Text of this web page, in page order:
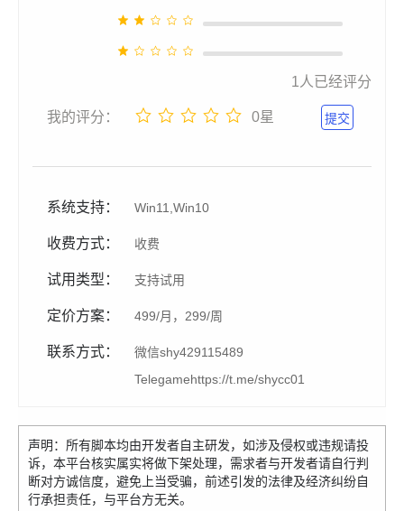
1 人已经评分
我的评分： 0星 提交
系统支持： Win11,Win10
收费方式： 收费
试用类型： 支持试用
定价方案： 499/月，299/周
联系方式： 微信shy429115489
Telegamehttps://t.me/shycc01
声明：所有脚本均由开发者自主研发，如涉及侵权或违规请投
诉，本平台核实属实将做下架处理，需求者与开发者请自行判
断对方诚信度，避免上当受骗，前述引发的法律及经济纠纷自
行承担责任，与平台方无关。